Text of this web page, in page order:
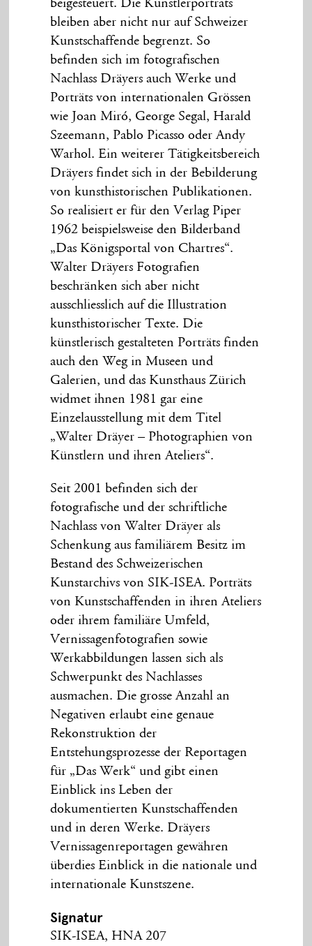
beigesteuert. Die Künstlerporträts
bleiben aber nicht nur auf Schweizer
Kunstschaffende begrenzt. So
befinden sich im fotografischen
Nachlass Dräyers auch Werke und
Porträts von internationalen Grössen
wie Joan Miró, George Segal, Harald
Szeemann, Pablo Picasso oder Andy
Warhol. Ein weiterer Tätigkeitsbereich
Dräyers findet sich in der Bebilderung
von kunsthistorischen Publikationen.
So realisiert er für den Verlag Piper
1962 beispielsweise den Bilderband
„Das Königsportal von Chartres“.
Walter Dräyers Fotografien
beschränken sich aber nicht
ausschliesslich auf die Illustration
kunsthistorischer Texte. Die
künstlerisch gestalteten Porträts finden
auch den Weg in Museen und
Galerien, und das Kunsthaus Zürich
widmet ihnen 1981 gar eine
Einzelausstellung mit dem Titel
„Walter Dräyer – Photographien von
Künstlern und ihren Ateliers“.
Seit 2001 befinden sich der
fotografische und der schriftliche
Nachlass von Walter Dräyer als
Schenkung aus familiärem Besitz im
Bestand des Schweizerischen
Kunstarchivs von SIK-ISEA. Porträts
von Kunstschaffenden in ihren Ateliers
oder ihrem familiäre Umfeld,
Vernissagenfotografien sowie
Werkabbildungen lassen sich als
Schwerpunkt des Nachlasses
ausmachen. Die grosse Anzahl an
Negativen erlaubt eine genaue
Rekonstruktion der
Entstehungsprozesse der Reportagen
für „Das Werk“ und gibt einen
Einblick ins Leben der
dokumentierten Kunstschaffenden
und in deren Werke. Dräyers
Vernissagenreportagen gewähren
überdies Einblick in die nationale und
internationale Kunstszene.
Signatur
SIK-ISEA, HNA 207